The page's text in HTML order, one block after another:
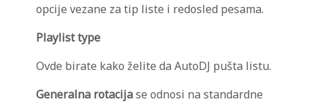
opcije vezane za tip liste i redosled pesama.
Playlist type
Ovde birate kako želite da AutoDJ pušta listu.
Generalna rotacijase odnosi na standardne